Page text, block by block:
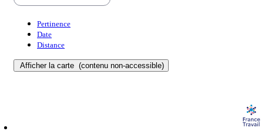
Pertinence
Date
Distance
Afficher la carte (contenu non-accessible)